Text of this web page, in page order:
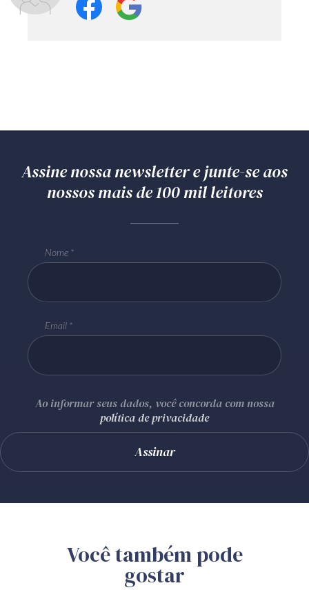
Assine nossa newsletter e junte-se aos
nossos mais de 100 mil leitores
Nome
Email
Ao informar seus dados, você concorda com nossa
política de privacidade
Você também pode
gostar